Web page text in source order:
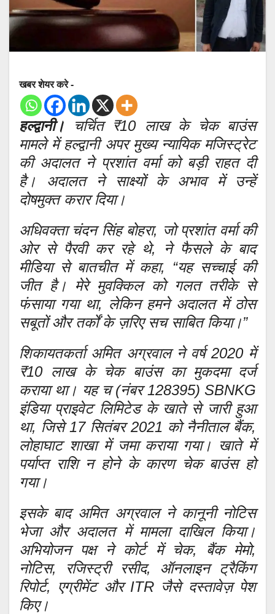
खबर शेयर करे -
हल्द्वानी। चर्चित ₹10 लाख के चेक बाउंस
मामले में हल्द्वानी अपर मुख्य न्यायिक मजिस्ट्रेट
की अदालत ने प्रशांत वर्मा को बड़ी राहत दी
है। अदालत ने साक्ष्यों के अभाव में उन्हें
दोषमुक्त करार दिया।
अधिवक्ता चंदन सिंह बोहरा, जो प्रशांत वर्मा की
ओर से पैरवी कर रहे थे, ने फैसले के बाद
मीडिया से बातचीत में कहा, “यह सच्चाई की
जीत है। मेरे मुवक्किल को गलत तरीके से
फंसाया गया था, लेकिन हमने अदालत में ठोस
सबूतों और तर्कों के ज़रिए सच साबित किया।”
शिकायतकर्ता अमित अग्रवाल ने वर्ष 2020 में
₹10 लाख के चेक बाउंस का मुकदमा दर्ज
कराया था। यह च (नंबर 128395) SBNKG
इंडिया प्राइवेट लिमिटेड के खाते से जारी हुआ
था, जिसे 17 सितंबर 2021 को नैनीताल बैंक,
लोहाघाट शाखा में जमा कराया गया। खाते में
पर्याप्त राशि न होने के कारण चेक बाउंस हो
गया।
इसके बाद अमित अग्रवाल ने कानूनी नोटिस
भेजा और अदालत में मामला दाखिल किया।
अभियोजन पक्ष ने कोर्ट में चेक, बैंक मेमो,
नोटिस, रजिस्ट्री रसीद, ऑनलाइन ट्रैकिंग
रिपोर्ट, एग्रीमेंट और ITR जैसे दस्तावेज़ पेश
किए।